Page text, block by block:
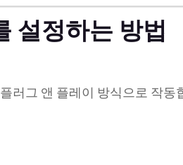
설정하는 방법
러그 앤 플레이 방식으로 작동